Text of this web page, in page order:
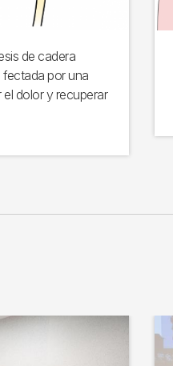
de cadera
fectada por una
el dolor y recuperar